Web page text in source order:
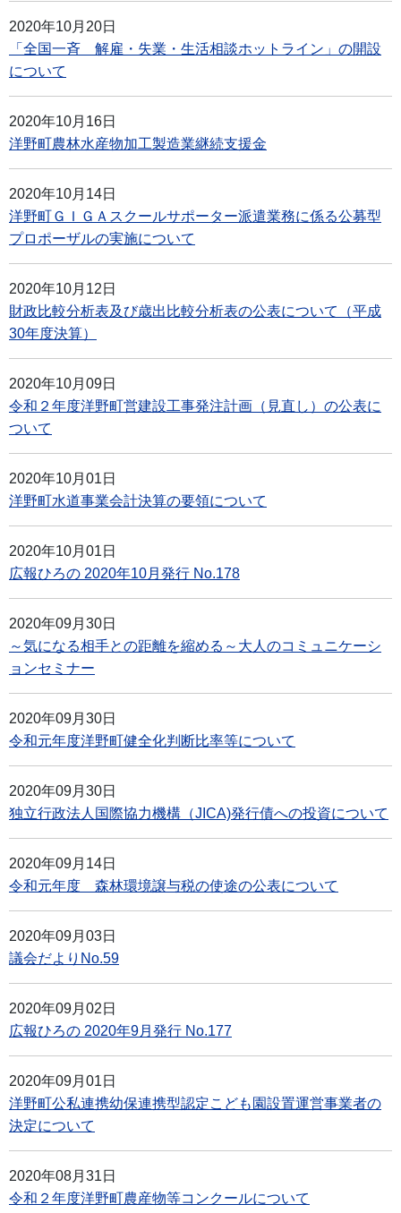
2020年10月20日
「全国一斉 解雇・失業・生活相談ホットライン」の開設
について
2020年10月16日
洋野町農林水産物加工製造業継続支援金
2020年10月14日
洋野町ＧＩＧＡスクールサポーター派遣業務に係る公募型
プロポーザルの実施について
2020年10月12日
財政比較分析表及び歳出比較分析表の公表について（平成
30年度決算）
2020年10月09日
令和２年度洋野町営建設工事発注計画（見直し）の公表に
ついて
2020年10月01日
洋野町水道事業会計決算の要領について
2020年10月01日
広報ひろの 2020年10月発行 No.178
2020年09月30日
～気になる相手との距離を縮める～大人のコミュニケーシ
ョンセミナー
2020年09月30日
令和元年度洋野町健全化判断比率等について
2020年09月30日
独立行政法人国際協力機構（JICA)発行債への投資について
2020年09月14日
令和元年度 森林環境譲与税の使途の公表について
2020年09月03日
議会だよりNo.59
2020年09月02日
広報ひろの 2020年9月発行 No.177
2020年09月01日
洋野町公私連携幼保連携型認定こども園設置運営事業者の
決定について
2020年08月31日
令和２年度洋野町農産物等コンクールについて